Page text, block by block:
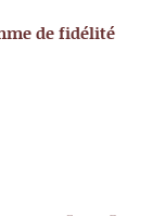
de fidélité